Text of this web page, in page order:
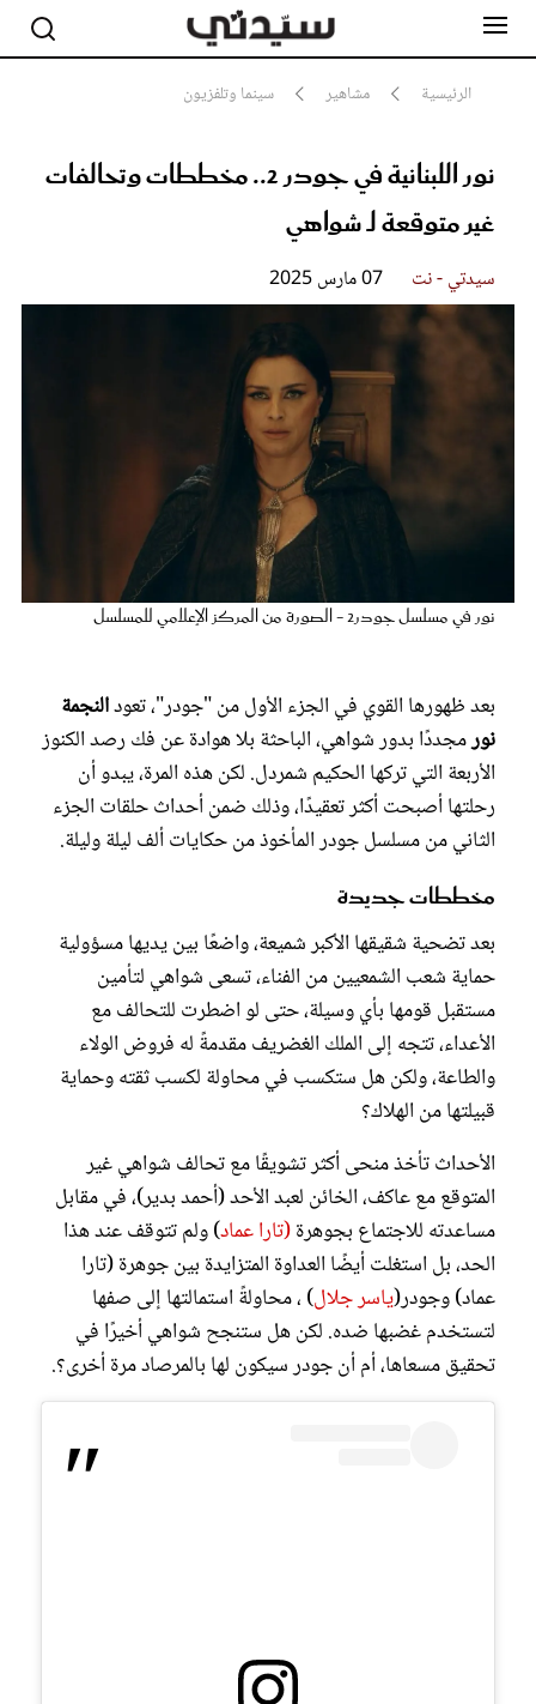
الرئيسية مشاهير سينما وتلفزيون
نور اللبنانية في جودر 2.. مخططات وتحالفات
غير متوقعة لـ شواهي
سيدتي - نت 07 مارس 2025
نور في مسلسل جودر2 - الصورة من المركز الإعلامي للمسلسل
بعد ظهورها القوي في الجزء الأول من "جودر"، تعودالنجمة
نورمجددًا بدور شواهي، الباحثة بلا هوادة عن فك رصد الكنوز
الأربعة التي تركها الحكيم شمردل. لكن هذه المرة، يبدو أن
رحلتها أصبحت أكثر تعقيدًا، وذلك ضمن أحداث حلقات الجزء
الثاني من مسلسل جودر المأخوذ من حكايات ألف ليلة وليلة.
مخططات جديدة
بعد تضحية شقيقها الأكبر شميعة، واضعًا بين يديها مسؤولية
حماية شعب الشمعيين من الفناء، تسعى شواهي لتأمين
مستقبل قومها بأي وسيلة، حتى لو اضطرت للتحالف مع
الأعداء، تتجه إلى الملك الغضريف مقدمةً له فروض الولاء
والطاعة، ولكن هل ستكسب في محاولة لكسب ثقته وحماية
قبيلتها من الهلاك؟
الأحداث تأخذ منحى أكثر تشويقًا مع تحالف شواهي غير
المتوقع مع عاكف، الخائن لعبد الأحد (أحمد بدير)، في مقابل
مساعدته للاجتماع بجوهرة(تارا عماد) ولم تتوقف عند هذا
الحد، بل استغلت أيضًا العداوة المتزايدة بين جوهرة (تارا
عماد) وجودر(ياسر جلال) ، محاولةً استمالتها إلى صفها
لتستخدم غضبها ضده. لكن هل ستنجح شواهي أخيرًا في
تحقيق مسعاها، أم أن جودر سيكون لها بالمرصاد مرة أخرى؟.
مشاهير
جمال
سيدتي وطفلك
لايف ستايل
فيديو
مقالات الرأي
غلاف رقمي